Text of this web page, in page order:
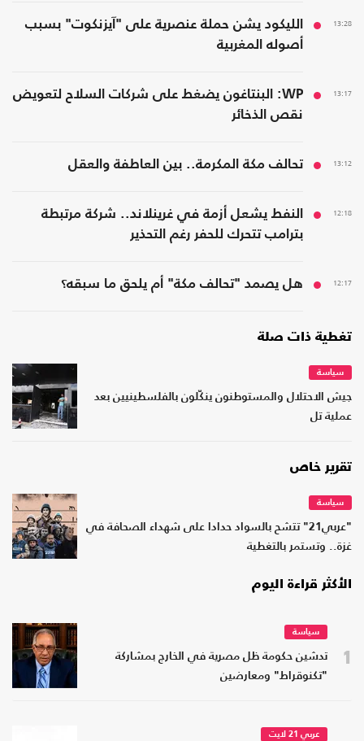
13:28
الليكود يشن حملة عنصرية على "آيزنكوت" بسبب
أصوله المغربية
13:17
WP: البنتاغون يضغط على شركات السلاح لتعويض
نقص الذخائر
13:12 تحالف مكة المكرمة.. بين العاطفة والعقل
12:18
النفط يشعل أزمة في غرينلاند.. شركة مرتبطة
بترامب تتحرك للحفر رغم التحذير
12:17 هل يصمد "تحالف مكة" أم يلحق ما سبقه؟
تغطية ذات صلة
سياسة
جيش الاحتلال والمستوطنون ينكّلون بالفلسطينيين بعد
عملية تل
تقرير خاص
سياسة
"عربي21" تتشح بالسواد حدادا على شهداء الصحافة في
غزة.. وتستمر بالتغطية
الأكثر قراءة اليوم
1
سياسة
تدشين حكومة ظل مصرية في الخارج بمشاركة
"تكنوقراط" ومعارضين
عربي 21 لايت